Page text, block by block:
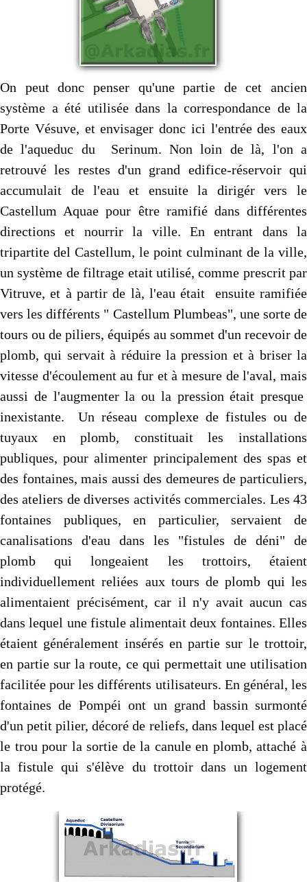
On peut donc penser qu'une partie de cet ancien
système a été utilisée dans la correspondance de la
Porte Vésuve, et envisager donc ici l'entrée des eaux
de l'aqueduc du Serinum. Non loin de là, l'on a
retrouvé les restes d'un grand edifice-réservoir qui
accumulait de l'eau et ensuite la dirigér vers le
Castellum Aquae pour être ramifié dans différentes
directions et nourrir la ville. En entrant dans la
tripartite del Castellum, le point culminant de la ville,
un système de filtrage etait utilisé, comme prescrit par
Vitruve, et à partir de là, l'eau était ensuite ramifiée
vers les différents " Castellum Plumbeas", une sorte de
tours ou de piliers, équipés au sommet d'un recevoir de
plomb, qui servait à réduire la pression et à briser la
vitesse d'écoulement au fur et à mesure de l'aval, mais
aussi de l'augmenter la ou la pression était presque
inexistante. Un réseau complexe de fistules ou de
tuyaux en plomb, constituait les installations
publiques, pour alimenter principalement des spas et
des fontaines, mais aussi des demeures de particuliers,
des ateliers de diverses activités commerciales. Les 43
fontaines publiques, en particulier, servaient de
canalisations d'eau dans les "fistules de déni" de
plomb qui longeaient les trottoirs, étaient
individuellement reliées aux tours de plomb qui les
alimentaient précisément, car il n'y avait aucun cas
dans lequel une fistule alimentait deux fontaines. Elles
étaient généralement insérés en partie sur le trottoir,
en partie sur la route, ce qui permettait une utilisation
facilitée pour les différents utilisateurs. En général, les
fontaines de Pompéi ont un grand bassin surmonté
d'un petit pilier, décoré de reliefs, dans lequel est placé
le trou pour la sortie de la canule en plomb, attaché à
la fistule qui s'élève du trottoir dans un logement
protégé.